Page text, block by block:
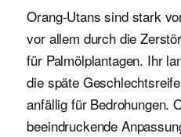
Orang-Utans sind stark
vor allem durch die
für Palmölplantagen. Ihr
die späte
anfällig für Bedrohungen.
beeindruckende